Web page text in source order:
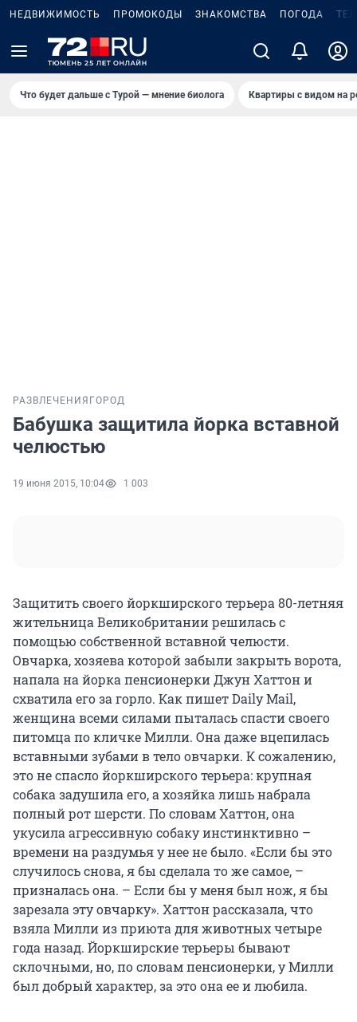
НЕДВИЖИМОСТЬ ПРОМОКОДЫ ЗНАКОМСТВА ПОГОДА
Что будет дальше с Турой — мнение биолога Квартиры с видом на
РАЗВЛЕЧЕНИЯ ГОРОД
Бабушка защитила йорка вставной
челюстью
19 июня 2015, 10:04 1 003
Защитить своего йоркширского терьера 80-летняя
жительница Великобритании решилась с
помощью собственной вставной челюсти.
Овчарка, хозяева которой забыли закрыть ворота,
напала на йорка пенсионерки Джун Хаттон и
схватила его за горло. Как пишет Daily Mail,
женщина всеми силами пыталась спасти своего
питомца по кличке Милли. Она даже вцепилась
вставными зубами в тело овчарки. К сожалению,
это не спасло йоркширского терьера: крупная
собака задушила его, а хозяйка лишь набрала
полный рот шерсти. По словам Хаттон, она
укусила агрессивную собаку инстинктивно –
времени на раздумья у нее не было. «Если бы это
случилось снова, я бы сделала то же самое, –
призналась она. – Если бы у меня был нож, я бы
зарезала эту овчарку». Хаттон рассказала, что
взяла Милли из приюта для животных четыре
года назад. Йоркширские терьеры бывают
склочными, но, по словам пенсионерки, у Милли
был добрый характер, за это она ее и любила.